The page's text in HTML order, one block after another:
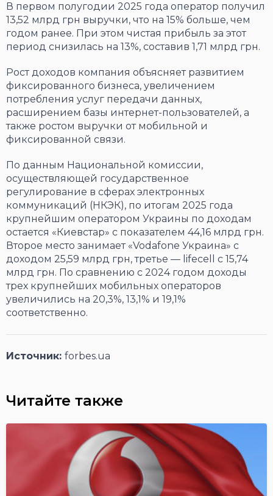
В первом полугодии 2025 года оператор получил
13,52 млрд грн выручки, что на 15% больше, чем
годом ранее. При этом чистая прибыль за этот
период снизилась на 13%, составив 1,71 млрд грн.
Рост доходов компания объясняет развитием
фиксированного бизнеса, увеличением
потребления услуг передачи данных,
расширением базы интернет-пользователей, а
также ростом выручки от мобильной и
фиксированной связи.
По данным Национальной комиссии,
осуществляющей государственное
регулирование в сферах электронных
коммуникаций (НКЭК), по итогам 2025 года
крупнейшим оператором Украины по доходам
остается «Киевстар» с показателем 44,16 млрд грн.
Второе место занимает «Vodafone Украина» с
доходом 25,59 млрд грн, третье — lifecell с 15,74
млрд грн. По сравнению с 2024 годом доходы
трех крупнейших мобильных операторов
увеличились на 20,3%, 13,1% и 19,1%
соответственно.
Источник: forbes.ua
Читайте также